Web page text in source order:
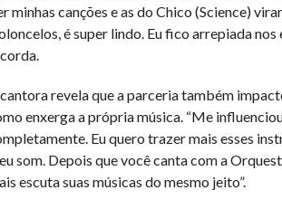
minhas canções e as do Chico (Science)
é super lindo. Eu fico arrepiada nos
revela que a parceria também
enxerga a própria música. “Me
Eu quero trazer mais esses
som. Depois que você canta com a
escuta suas músicas do mesmo jeito”.